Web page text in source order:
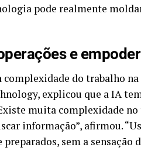
pode realmente
e
complexidade do trabalho
explicou que a IA
muita complexidade
informação”, afirmou.
sem a sensação